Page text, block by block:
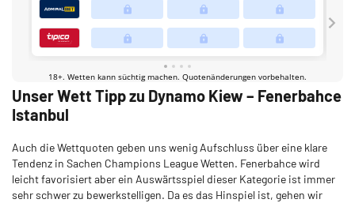
Unser Wett Tipp zu Dynamo Kiew – Fenerbahce
Istanbul
Auch die Wettquoten geben uns wenig Aufschluss über eine klare
Tendenz in Sachen Champions League Wetten. Fenerbahce wird
leicht favorisiert aber ein Auswärtsspiel dieser Kategorie ist immer
sehr schwer zu bewerkstelligen. Da es das Hinspiel ist, gehen wir